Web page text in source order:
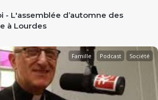
- L'assemblée d’automne des
à Lourdes
Famille Podcast Société